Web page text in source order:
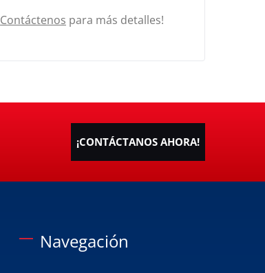
Contáctenos para más detalles!
¡CONTÁCTANOS AHORA!
Navegación